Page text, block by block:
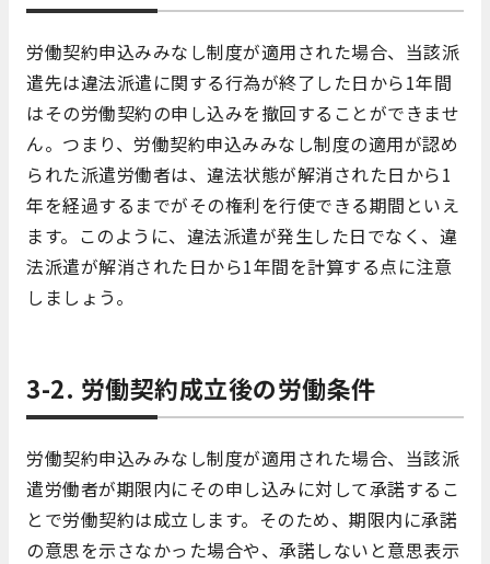
労働契約申込みみなし制度が適用された場合、当該派
遣先は違法派遣に関する行為が終了した日から1年間
はその労働契約の申し込みを撤回することができませ
ん。つまり、労働契約申込みみなし制度の適用が認め
られた派遣労働者は、違法状態が解消された日から1
年を経過するまでがその権利を行使できる期間といえ
ます。このように、違法派遣が発生した日でなく、違
法派遣が解消された日から1年間を計算する点に注意
しましょう。
3-2. 労働契約成立後の労働条件
労働契約申込みみなし制度が適用された場合、当該派
遣労働者が期限内にその申し込みに対して承諾するこ
とで労働契約は成立します。そのため、期限内に承諾
の意思を示さなかった場合や、承諾しないと意思表示